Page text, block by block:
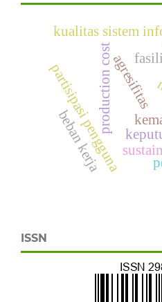
production cost
kualitas sistem
partisipasi penggunaagresifitas
beban kerja
ISSN